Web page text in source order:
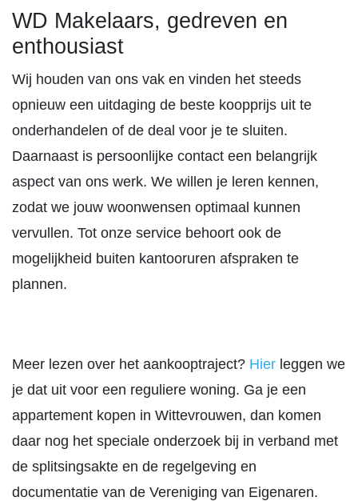
WD Makelaars, gedreven en
enthousiast
Wij houden van ons vak en vinden het steeds
opnieuw een uitdaging de beste koopprijs uit te
onderhandelen of de deal voor je te sluiten.
Daarnaast is persoonlijke contact een belangrijk
aspect van ons werk. We willen je leren kennen,
zodat we jouw woonwensen optimaal kunnen
vervullen. Tot onze service behoort ook de
mogelijkheid buiten kantooruren afspraken te
plannen.
Meer lezen over het aankooptraject? Hier leggen we
je dat uit voor een reguliere woning. Ga je een
appartement kopen in Wittevrouwen, dan komen
daar nog het speciale onderzoek bij in verband met
de splitsingsakte en de regelgeving en
documentatie van de Vereniging van Eigenaren.